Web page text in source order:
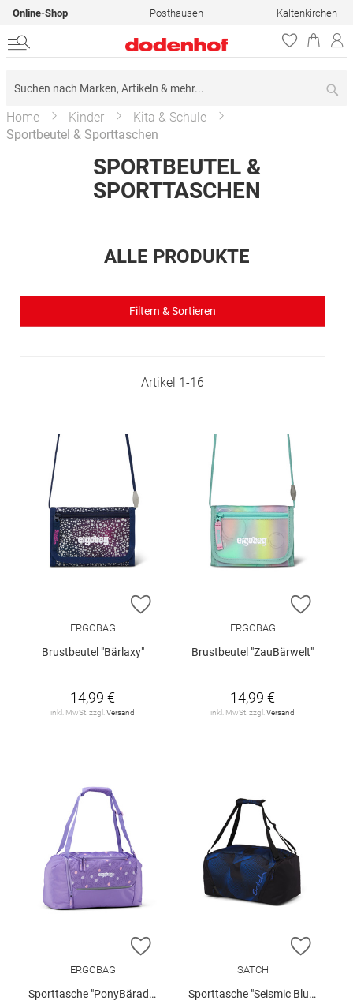
Online-Shop Posthausen Kaltenkirchen
Home Kinder
Kita & Schule
Sportbeutel & Sporttaschen
SPORTBEUTEL &
SPORTTASCHEN
ALLE PRODUKTE
Filtern & Sortieren
Artikel 1-16
ZUR WUNSCHLISTE HINZUFÜGEN
ERGOBAG
Brustbeutel "Bärlaxy"
14,99 €
inkl. MwSt. zzgl. Versand
ZUR
ERGOBAG
Brustbeutel "ZauBärwelt"
14,99 €
inkl. MwSt. zzgl. Versand
ZUR WUNSCHLISTE HINZUFÜGEN
ERGOBAG
Sporttasche "PonyBäradies"
ZUR
SATCH
Sporttasche "Seismic Blue"